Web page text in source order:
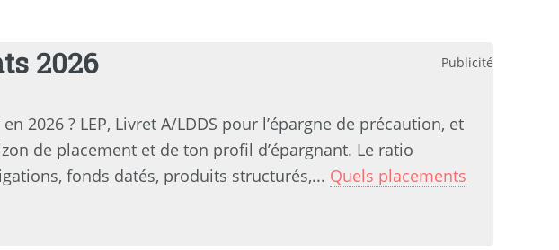
Publicité
2026
2026 ? LEP, Livret A/LDDS pour l’épargne de précaution, et
de placement et de ton profil d’épargnant. Le ratio
fonds datés, produits structurés,... Quels placements